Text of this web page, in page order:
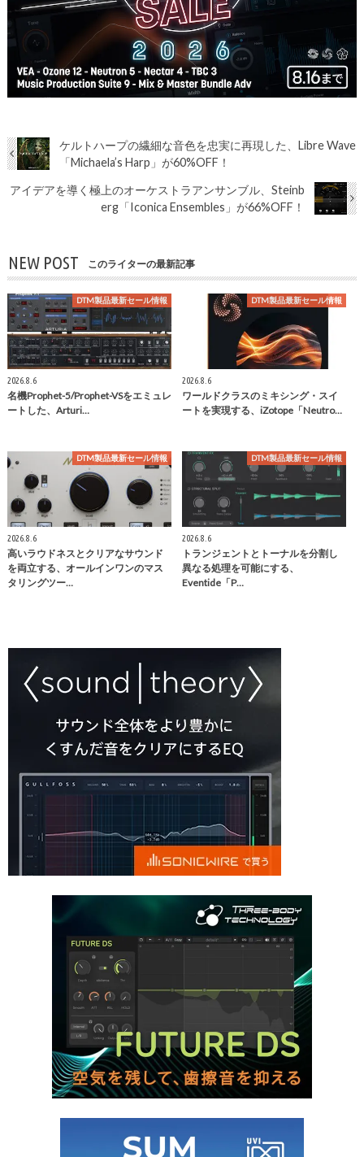
ケルトハープの繊細な音色を忠実に再現した、Libre Wave
「Michaela’s Harp」が60%OFF！
アイデアを導く極上のオーケストラアンサンブル、Steinb
erg「Iconica Ensembles」が66%OFF！
NEW POST このライターの最新記事
DTM製品最新セール情報
2026.8.6
名機Prophet-5/Prophet-VSをエミュレ
ートした、Arturi…
DTM製品最新セール情報
2026.8.6
ワールドクラスのミキシング・スイ
ートを実現する、iZotope「Neutro…
DTM製品最新セール情報
2026.8.6
高いラウドネスとクリアなサウンド
を両立する、オールインワンのマス
タリングツー…
DTM製品最新セール情報
2026.8.6
トランジェントとトーナルを分割し
異なる処理を可能にする、
Eventide「P…